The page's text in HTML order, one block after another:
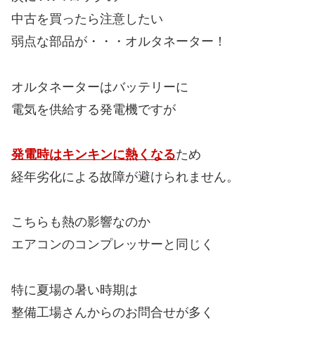
中古を買ったら注意したい
弱点な部品が・・・オルタネーター！
オルタネーターはバッテリーに
電気を供給する発電機ですが
発電時はキンキンに熱くなるため
経年劣化による故障が避けられません。
こちらも熱の影響なのか
エアコンのコンプレッサーと同じく
特に夏場の暑い時期は
整備工場さんからのお問合せが多く